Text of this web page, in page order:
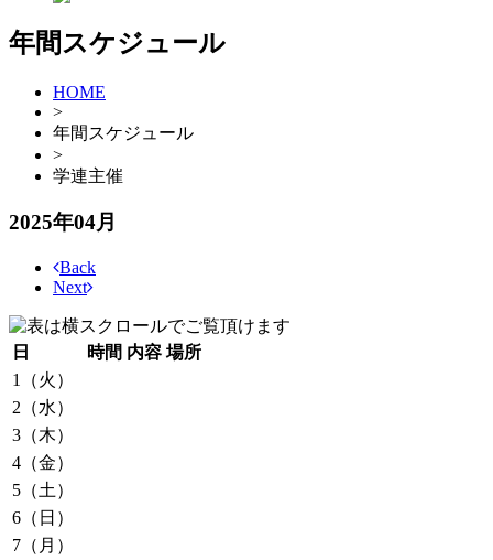
年間スケジュール
HOME
>
年間スケジュール
>
学連主催
2025年04月
Back
Next
日 時間 内容 場所
1（火）
2（水）
3（木）
4（金）
5（土）
6（日）
7（月）